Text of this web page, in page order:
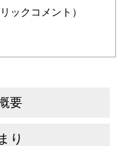
ックコメント）
要
り